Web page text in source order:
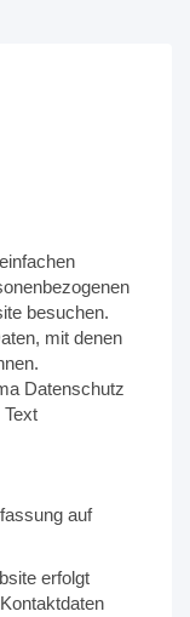
besuchen.
mit denen
Datenschutz
auf
erfolgt